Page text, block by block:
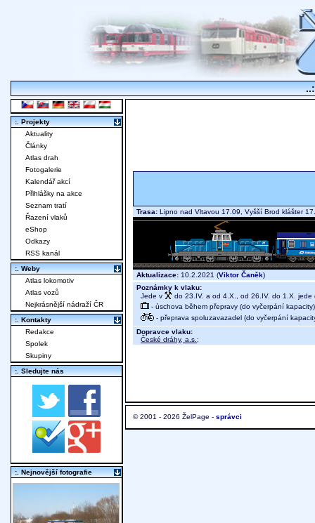
Trasa: Lipno nad Vltavou 17.09, Vyšší Brod klášter
Aktualizace: 10.2.2021 (Viktor Čaněk)
Poznámky k vlaku:
Jede v
do 23.IV. a od 4.X., od 26.IV. do 1.X. jede
- úschova během přepravy (do vyčerpání kapacity)
- přeprava spoluzavazadel (do vyčerpání
Dopravce vlaku:
České dráhy, a.s. ;
© 2001 - 2026 ŽelPage - správci
:. Projekty
Aktuality
Články
Atlas drah
Fotogalerie
Kalendář akcí
Přihlášky na akce
Seznam tratí
Řazení vlaků
eShop
Odkazy
RSS kanál
:. Weby
Atlas lokomotiv
Atlas vozů
Nejkrásnější nádraží ČR
:. Kontakty
Redakce
Spolek
Skupiny
:. Sledujte nás
:. Nejnovější fotografie